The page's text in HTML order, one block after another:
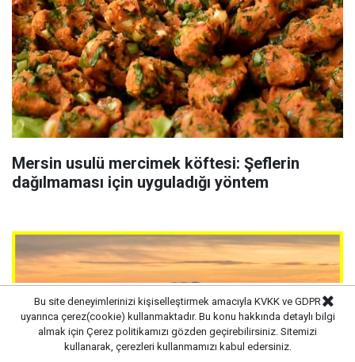
Mersin usulü mercimek köftesi: Şeflerin
dağılmaması için uyguladığı yöntem
Bu site deneyimlerinizi kişiselleştirmek amacıyla KVKK ve GDPR
uyarınca çerez(cookie) kullanmaktadır. Bu konu hakkında detaylı bilgi
almak için Çerez politikamızı gözden geçirebilirsiniz. Sitemizi
kullanarak, çerezleri kullanmamızı kabul edersiniz.